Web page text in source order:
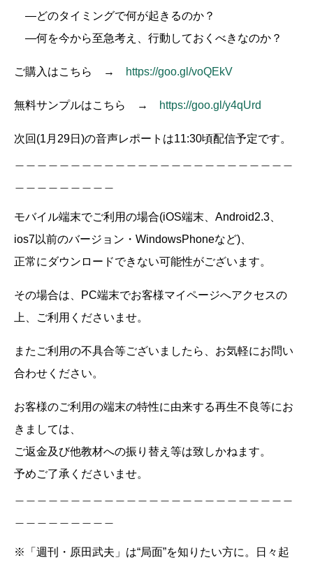
―どのタイミングで何が起きるのか？
―何を今から至急考え、行動しておくべきなのか？
ご購入はこちら → https://goo.gl/voQEkV
無料サンプルはこちら → https://goo.gl/y4qUrd
次回(1月29日)の音声レポートは11:30頃配信予定です。
モバイル端末でご利用の場合(iOS端末、Android2.3、
ios7以前のバージョン・WindowsPhoneなど)、
正常にダウンロードできない可能性がございます。
その場合は、PC端末でお客様マイページへアクセスの
上、ご利用くださいませ。
またご利用の不具合等ございましたら、お気軽にお問い
合わせください。
お客様のご利用の端末の特性に由来する再生不良等にお
きましては、
ご返金及び他教材への振り替え等は致しかねます。
予めご了承くださいませ。
※「週刊・原田武夫」は“局面”を知りたい方に。日々起